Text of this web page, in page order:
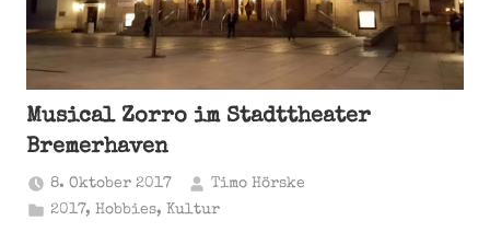
Musical Zorro im Stadttheater
Bremerhaven
8. Oktober 2017
Timo Hörske
2017,Hobbies, Kultur